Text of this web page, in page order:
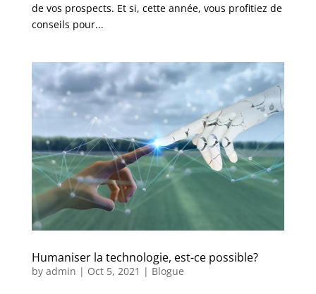
de vos prospects. Et si, cette année, vous profitiez de
conseils pour...
Humaniser la technologie, est-ce possible?
by admin | Oct 5, 2021 | Blogue